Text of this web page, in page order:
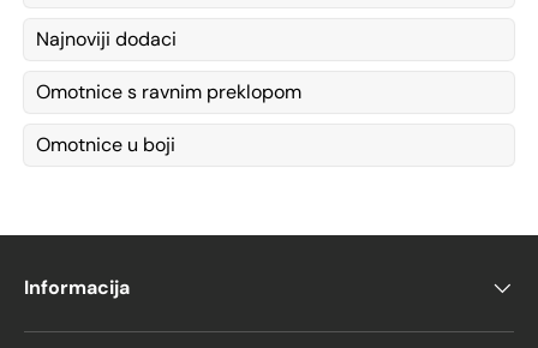
Najnoviji dodaci
Omotnice s ravnim preklopom
Omotnice u boji
Informacija